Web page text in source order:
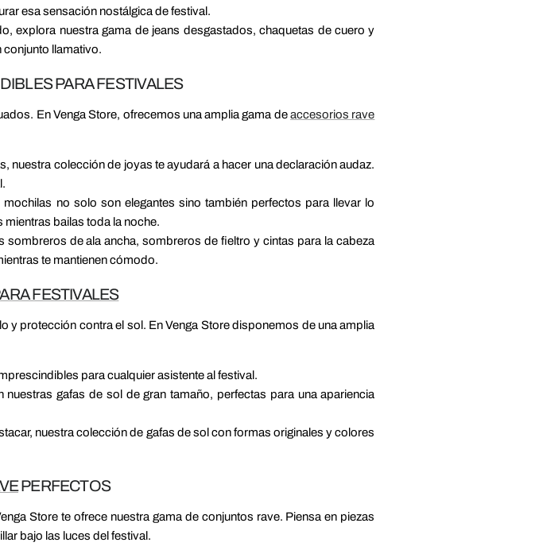
esa sensación nostálgica de festival.
explora nuestra gama de jeans desgastados, chaquetas de cuero y
llamativo.
PARA FESTIVALES
En Venga Store, ofrecemos una amplia gama deaccesorios rave
nuestra colección de joyas te ayudará a hacer una declaración audaz.
no solo son elegantes sino también perfectos para llevar lo
bailas toda la noche.
de ala ancha, sombreros de fieltro y cintas para la cabeza
te mantienen cómodo.
FESTIVALES
y protección contra el sol. En Venga Store disponemos de una amplia
para cualquier asistente al festival.
gafas de sol de gran tamaño, perfectas para una apariencia
nuestra colección de gafas de sol con formas originales y colores
PERFECTOS
Store te ofrece nuestra gama de conjuntos rave. Piensa en piezas
bajo las luces del festival.